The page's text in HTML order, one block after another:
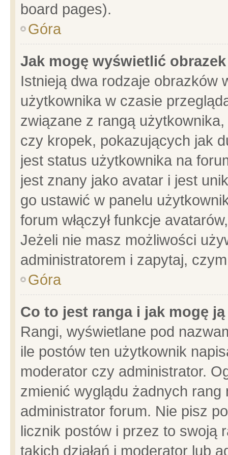
board pages).
Góra
Jak mogę wyświetlić
Istnieją dwa rodzaje obrazków
użytkownika w czasie
związane z rangą
czy kropek, pokazujących jak
jest status użytkownika na
jest znany jako avatar i jest
go ustawić w panelu
forum włączył funkcje
Jeżeli nie masz możliwości
administratorem i zapytaj,
Góra
Co to jest ranga i jak mogę
Rangi, wyświetlane pod
ile postów ten użytkownik
moderator czy administrator.
zmienić wyglądu żadnych
administrator forum. Nie pisz
licznik postów i przez to swoją
takich działań i moderator lub